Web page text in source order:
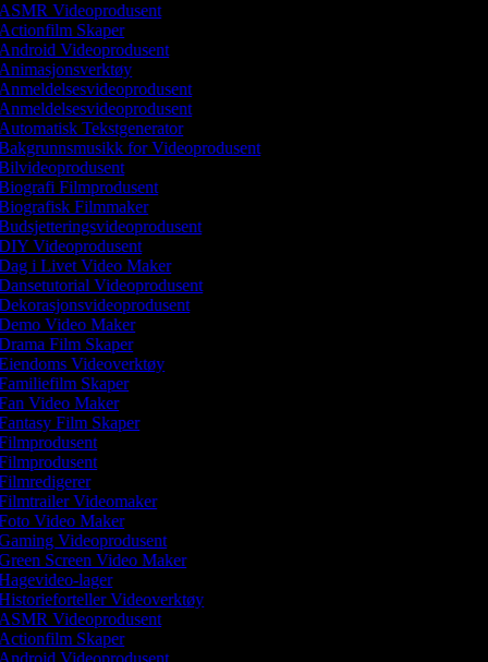
Videoprodusent
Skaper
Videoprodusent
Tekstgenerator
for Videoprodusent
Filmprodusent
Filmmaker
Videoprodusent
i Livet Video Maker
Videoprodusent
Video Maker
Film Skaper
Videoverktøy
Skaper
Video Maker
Film Skaper
Videomaker
Video Maker
Videoprodusent
Screen Video Maker
lager
Videoverktøy
Videoprodusent
Skaper